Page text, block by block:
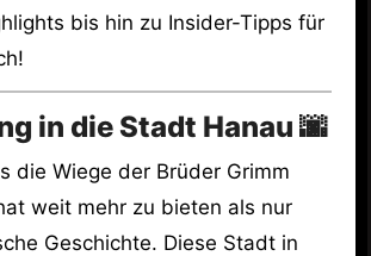
bis hin zu Insider-Tipps für
in die Stadt Hanau 🌆
die Wiege der Brüder Grimm
weit mehr zu bieten als nur
Geschichte. Diese Stadt in